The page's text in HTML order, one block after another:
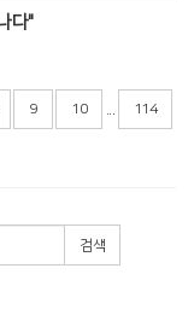
다"
9 10 114
검색